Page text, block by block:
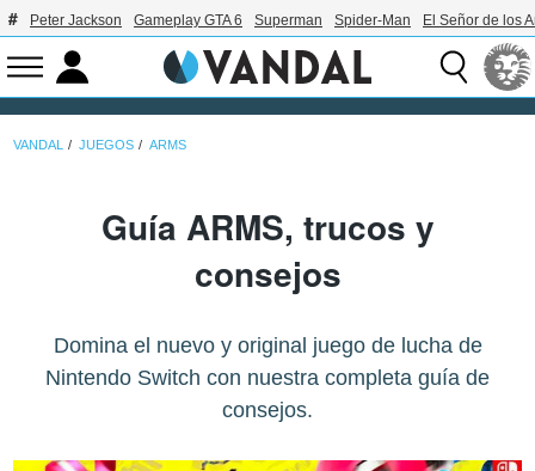
Peter Jackson Gameplay GTA 6 Superman Spider-Man El Señor de los
VANDAL JUEGOS ARMS
Guía ARMS, trucos y
consejos
Domina el nuevo y original juego de lucha de
Nintendo Switch con nuestra completa guía de
consejos.